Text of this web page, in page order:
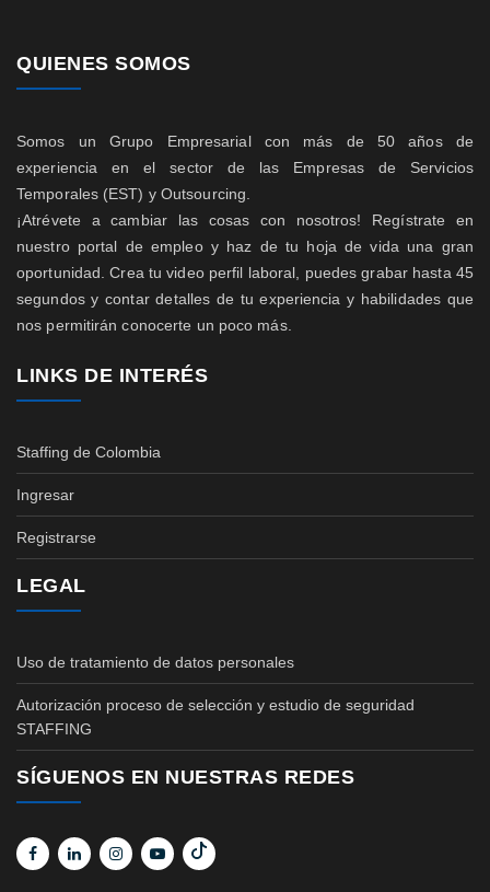
QUIENES SOMOS
Somos un Grupo Empresarial con más de 50 años de
experiencia en el sector de las Empresas de Servicios
Temporales (EST) y Outsourcing.
¡Atrévete a cambiar las cosas con nosotros! Regístrate en
nuestro portal de empleo y haz de tu hoja de vida una gran
oportunidad. Crea tu video perfil laboral, puedes grabar hasta 45
segundos y contar detalles de tu experiencia y habilidades que
nos permitirán conocerte un poco más.
LINKS DE INTERÉS
Staffing de Colombia
Ingresar
Registrarse
LEGAL
Uso de tratamiento de datos personales
Autorización proceso de selección y estudio de seguridad
STAFFING
SÍGUENOS EN NUESTRAS REDES